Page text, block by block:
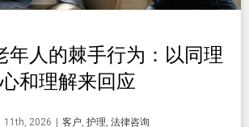
年人的棘手行为：以同理
心和理解来回应
11th, 2026 客户, 护理, 法律咨询